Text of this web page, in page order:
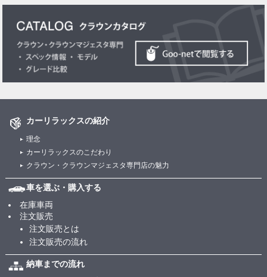
カーリラックスの紹介
理念
カーリラックスのこだわり
クラウン・クラウンマジェスタ専門店の魅力
車を選ぶ・購入する
在庫車両
注文販売
注文販売とは
注文販売の流れ
納車までの流れ